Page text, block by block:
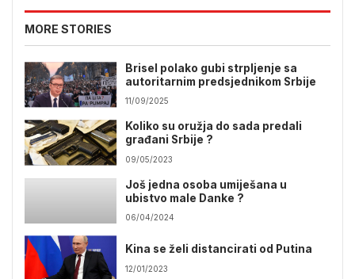
MORE STORIES
Brisel polako gubi strpljenje sa
autoritarnim predsjednikom Srbije
11/09/2025
Koliko su oružja do sada predali
građani Srbije ?
09/05/2023
Još jedna osoba umiješana u
ubistvo male Danke ?
06/04/2024
Kina se želi distancirati od Putina
12/01/2023